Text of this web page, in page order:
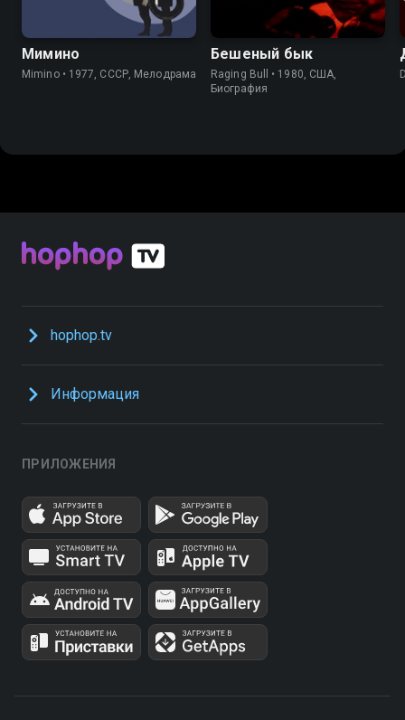
Мимино
Mimino • 1977, СССР, Мелодрама
Бешеный бык
Raging Bull • 1980, США,
Биография
hophop.tv
Информация
ПРИЛОЖЕНИЯ